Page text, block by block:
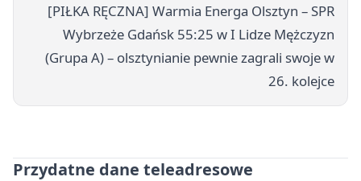
[PIŁKA RĘCZNA] Warmia Energa Olsztyn – SPR
Wybrzeże Gdańsk 55:25 w I Lidze Mężczyzn
(Grupa A) – olsztynianie pewnie zagrali swoje w
26. kolejce
Przydatne dane teleadresowe